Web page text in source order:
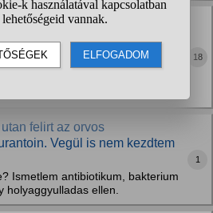
még egy héttel is 38 fokos
és ilyen 39,6-ra ment fel a
is. Szerdán el is mentem
18
felirt az orvos
Vegül is nem kezdtem
Ismetlem antibiotikum, bakterium
holyaggyulladas ellen.
1